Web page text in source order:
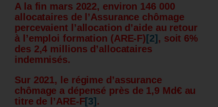
A la fin mars 2022, environ 146 000
allocataires de l’Assurance chômage
percevaient l’allocation d’aide au retour
à l’emploi formation (ARE-F) [2] , soit 6%
des 2,4 millions d’allocataires
indemnisés.
Sur 2021, le régime d’assurance
chômage a dépensé près de 1,9 Md€ au
titre de l’ARE-F[3] .